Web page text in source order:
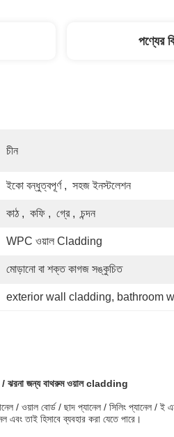
পণ্যের
চীন
ইকো বন্ধুত্বপূর্ণ ,  সহজ ইনস্টলেশন
কাঠ ,  কফি ,  গ্রে ,  চন্দন
WPC ওয়াল Cladding
মোড়ানো বা শক্ত কাগজ সঙ্কুচিত
exterior wall cladding, bathroom
ঝরনা জন্য বাথরুম ওয়াল cladding
/ ওয়াল বোর্ড / ছাদ প্যানেল / সিলিং প্যানেল / ই
এবং তাই হিসাবে ব্যবহার করা যেতে পারে।